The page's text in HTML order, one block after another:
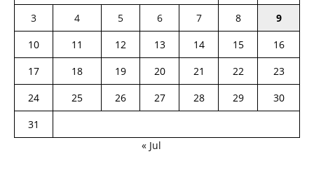
3
4 5 6 7 8
9
10
11 12 13 14 15
16
17
18 19 20 21 22
23
24
25 26 27 28 29
30
31
« Jul